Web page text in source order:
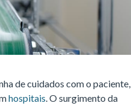
de cuidados com o paciente,
hospitais. O surgimento da